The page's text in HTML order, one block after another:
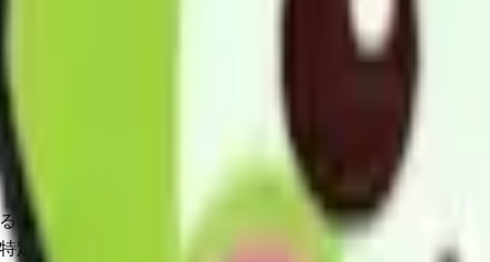
能力に応じ自立した日常生活を営 むことができるよう、
定福祉用具等の販売をすることにより、利用者の日常生